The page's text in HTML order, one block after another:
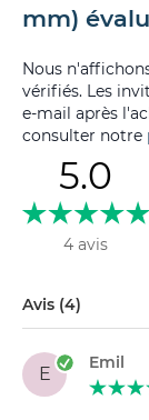
mm)
Nous
vérifiés. Les
e-mail après
consulter notre
5.0
4 avis
Avis (4)
E
Emil